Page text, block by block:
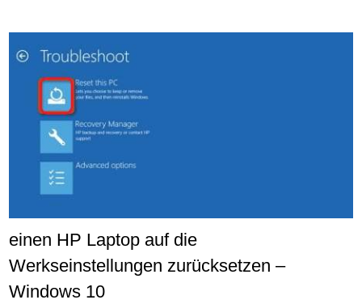
einen HP Laptop auf die
Werkseinstellungen zurücksetzen –
Windows 10